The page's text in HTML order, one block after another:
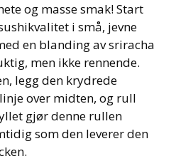
og masse smak! Start
i små, jevne
en blanding av sriracha
men ikke rennende.
legg den krydrede
over midten, og rull
gjør denne rullen
som den leverer den